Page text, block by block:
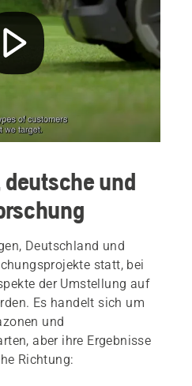
und
Deutschland und
statt, bei
der Umstellung auf
Es handelt sich um
und
aber ihre Ergebnisse
Richtung: